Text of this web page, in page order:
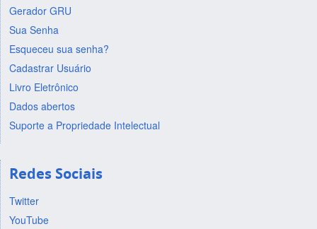
Gerador GRU
Sua Senha
Esqueceu sua senha?
Cadastrar Usuário
Livro Eletrônico
Dados abertos
Suporte a Propriedade Intelectual
Redes Sociais
Twitter
YouTube